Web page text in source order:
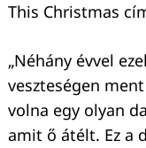
This Christmas
„Néhány évvel
veszteségen
volna egy olyan
amit ő átélt. Ez a